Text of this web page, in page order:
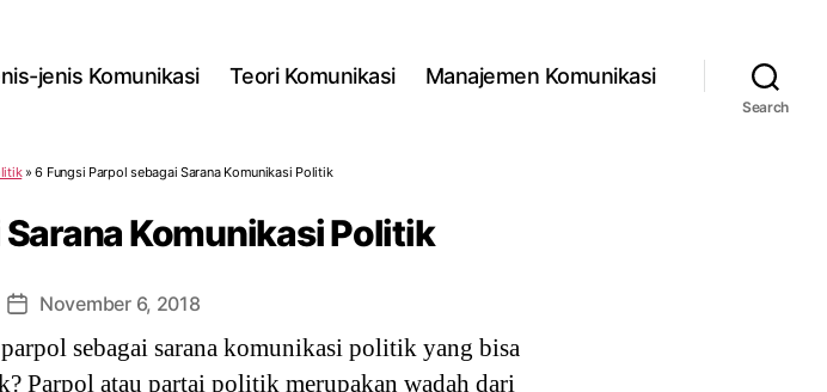
jenis Komunikasi Teori Komunikasi Manajemen Komunikasi
Search
»6 Fungsi Parpol sebagai Sarana Komunikasi Politik
Komunikasi Politik
PostNovember 6, 2018
sebagai sarana komunikasi politik yang bisa
Parpol atau partai politik merupakan wadah dari